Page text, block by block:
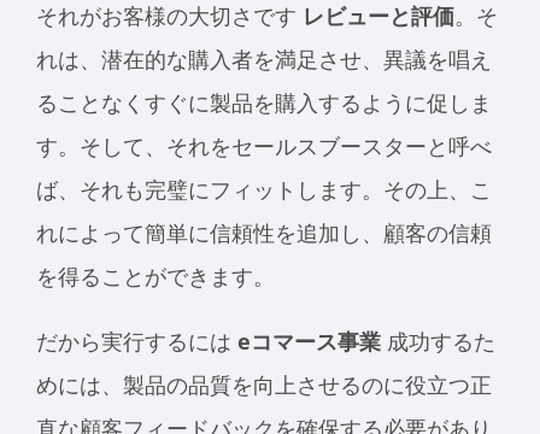
それがお客様の大切さです レビューと評価。そ
れは、潜在的な購入者を満足させ、異議を唱え
ることなくすぐに製品を購入するように促しま
す。そして、それをセールスブースターと呼べ
ば、それも完璧にフィットします。その上、こ
れによって簡単に信頼性を追加し、顧客の信頼
を得ることができます。
だから実行するには eコマース事業 成功するた
めには、製品の品質を向上させるのに役立つ正